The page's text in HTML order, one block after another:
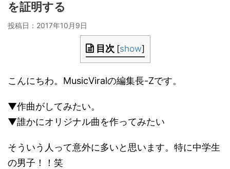
を証明する
投稿日： 2017年10月9日
目次 [show]
こんにちわ。MusicViralの編集長-Zです。
▼作曲がしてみたい。
▼誰かにオリジナル曲を作ってみたい
そういう人って意外に多いと思います。特に中学生
の男子！！笑